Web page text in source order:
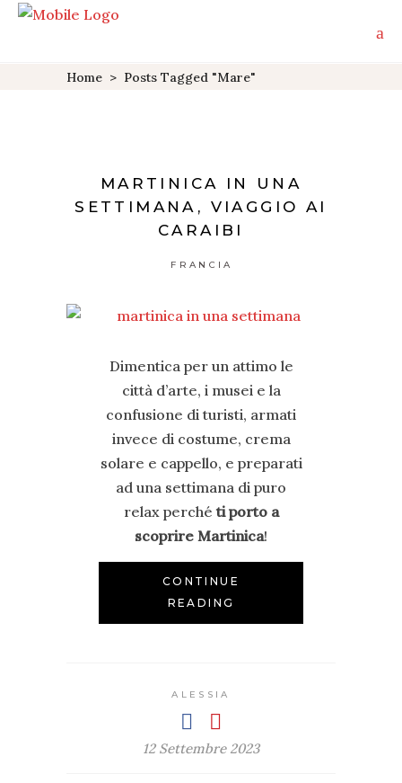
Home > Posts Tagged "mare"
MARTINICA IN UNA
SETTIMANA, VIAGGIO AI
CARAIBI
FRANCIA
Dimentica per un attimo le
città d’arte, i musei e la
confusione di turisti, armati
invece di costume, crema
solare e cappello, e preparati
ad una settimana di puro
relax perchéti porto a
scoprire Martinica!
CONTINUE
READING
ALESSIA
12 Settembre 2023